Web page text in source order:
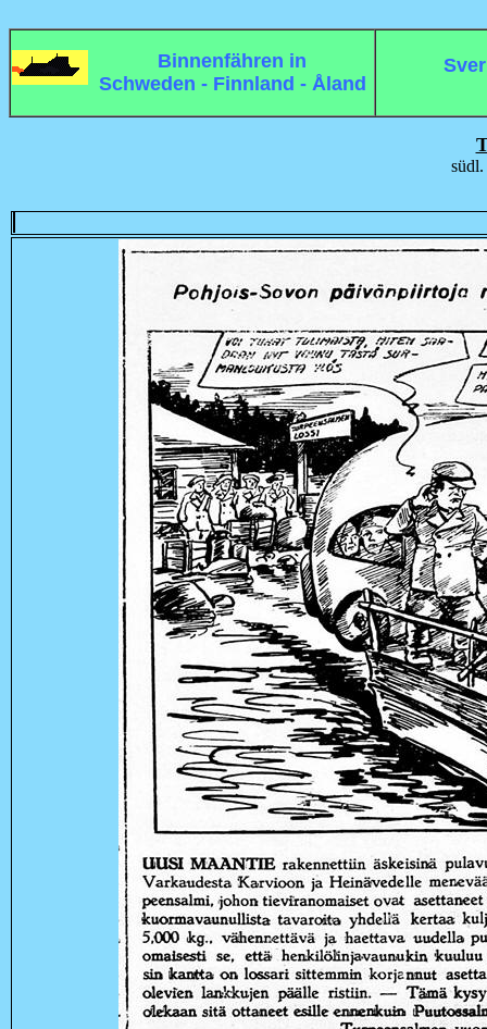
Binnenfähren in
Schweden - Finnland - Åland
südl.